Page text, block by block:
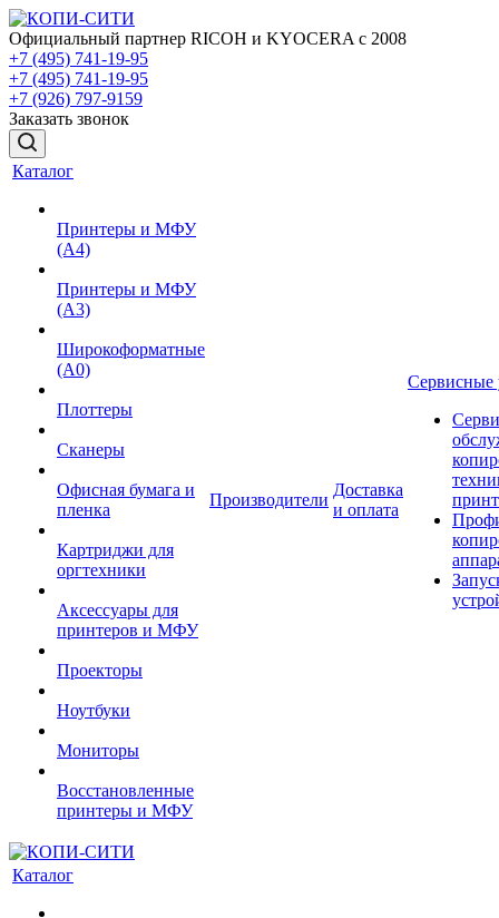
Официальный партнер RICOH и KYOCERA с 2008
+7 (495) 741-19-95
+7 (495) 741-19-95
+7 (926) 797-9159
Заказать звонок
Каталог
Принтеры и МФУ
(А4)
Принтеры и МФУ
(А3)
Широкоформатные
(А0)
Плоттеры
Сканеры
Офисная бумага и
пленка
Картриджи для
оргтехники
Аксессуары для
принтеров и МФУ
Проекторы
Ноутбуки
Мониторы
Восстановленные
принтеры и МФУ
Производители
Доставка
и оплата
Сервисные
Каталог